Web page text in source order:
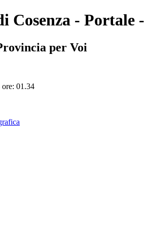
Cosenza - Portale
per Voi
ore: 01.34